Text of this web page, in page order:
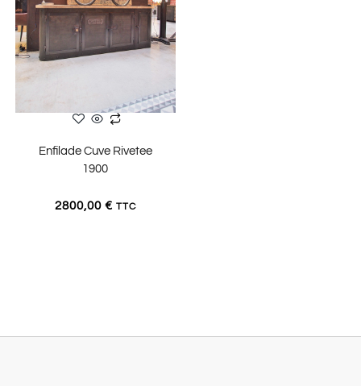
Enfilade Cuve Rivetee
1900
2800,00 € TTC